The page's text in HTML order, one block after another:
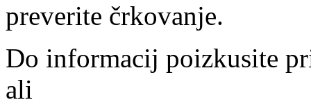
preverite črkovanje.
Do informacij poizkusite
ali